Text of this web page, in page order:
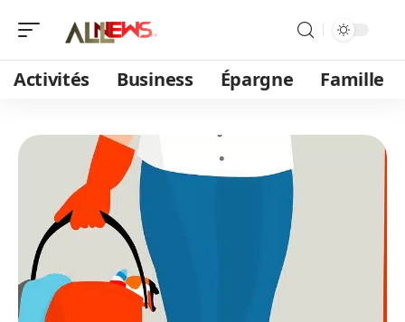
Activités Business Épargne Famille